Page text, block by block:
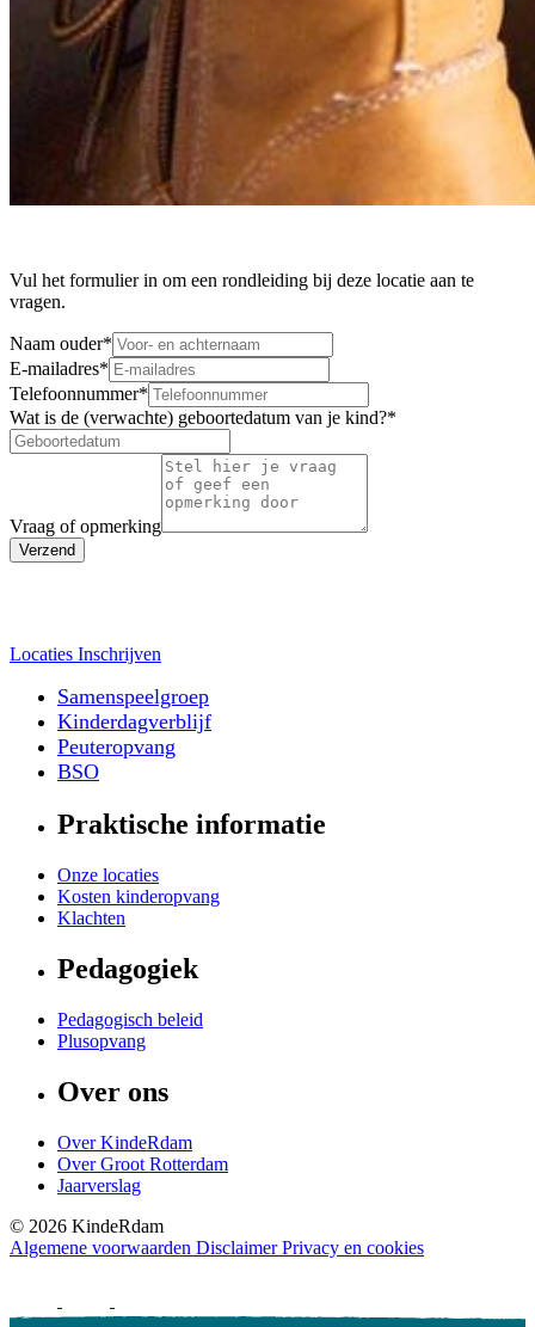
Vul het formulier in om een rondleiding bij deze locatie aan te
vragen.
Naam ouder*
E-mailadres*
Telefoonnummer*
Wat is de (verwachte) geboortedatum van je kind?*
Vraag of opmerking
Verzend
Locaties Inschrijven
Samenspeelgroep
Kinderdagverblijf
Peuteropvang
BSO
Praktische informatie
Onze locaties
Kosten kinderopvang
Klachten
Pedagogiek
Pedagogisch beleid
Plusopvang
Over ons
Over KindeRdam
Over Groot Rotterdam
Jaarverslag
© 2026 KindeRdam
Algemene voorwaarden Disclaimer Privacy en cookies